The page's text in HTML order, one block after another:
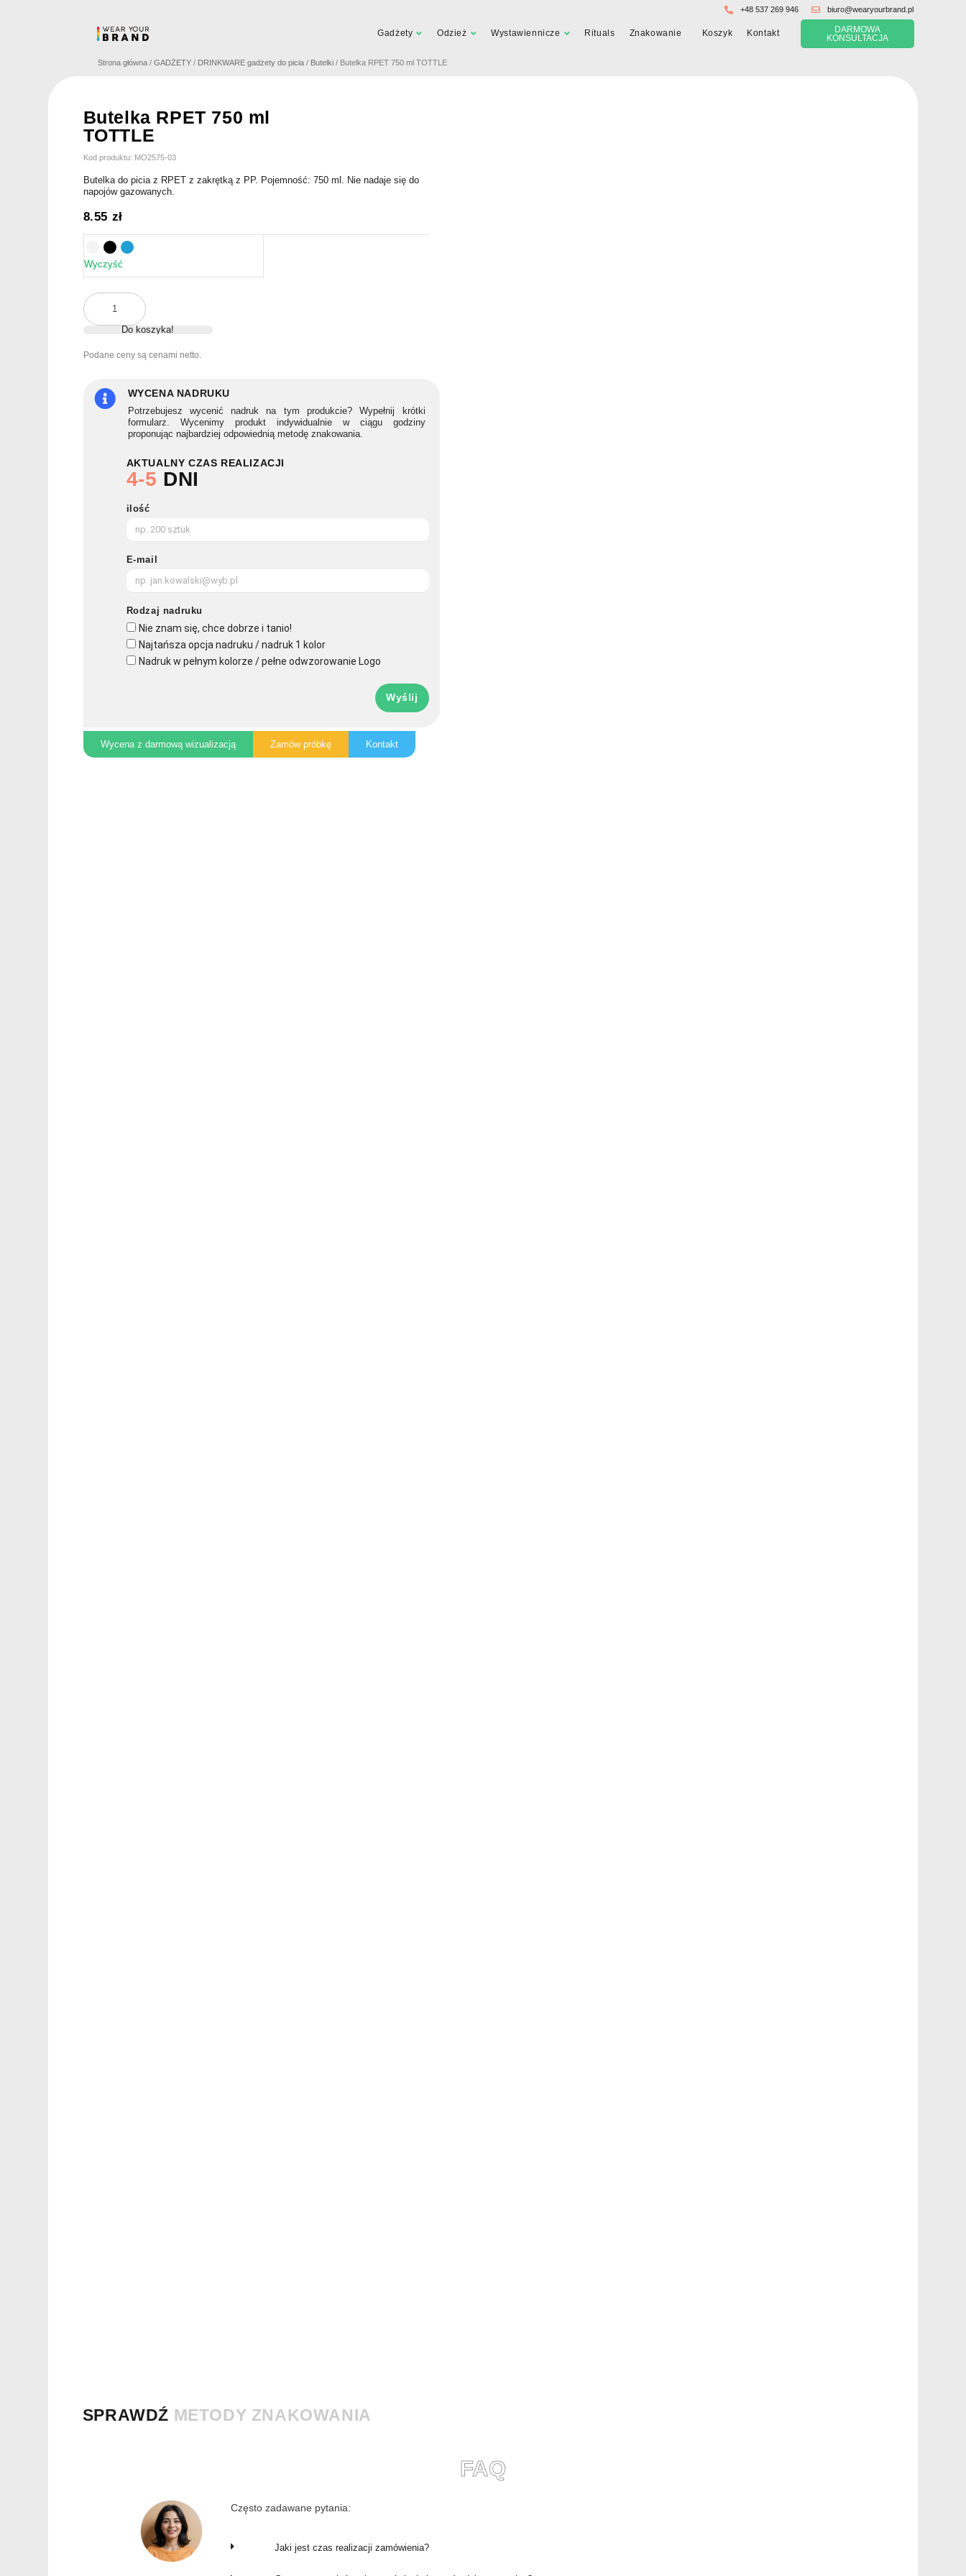
+48 537 269 946 biuro@wearyourbrand.pl
Gadżety Odzież Wystawiennicze Rituals Znakowanie Koszyk Kontakt
DARMOWA
KONSULTACJA
Strona główna /GADŻETY / DRINKWARE gadżety do picia / Butelki / Butelka RPET 750 ml TOTTLE
Butelka RPET 750 ml
TOTTLE
Kod produktu: MO2575-03
Butelka do picia z RPET z zakrętką z PP. Pojemność: 750 ml. Nie nadaje się do
napojów gazowanych.
8.55 zł
Wyczyść
ilość
Butelka
750
Do koszyka!
Podane ceny są cenami netto.
WYCENA NADRUKU
Potrzebujesz wycenić nadruk na tym produkcie? Wypełnij krótki
formularz. Wycenimy produkt indywidualnie w ciągu godziny
proponując najbardziej odpowiednią metodę znakowania.
AKTUALNY CZAS REALIZACJI
4-5 DNI
ilość
E-mail
Rodzaj nadruku
Nie znam się, chce dobrze i tanio!
Najtańsza opcja nadruku / nadruk 1 kolor
Nadruk w pełnym kolorze / pełne odwzorowanie Logo
Wyślij
Wycena z darmową wizualizacją Zamów próbkę Kontakt
SPRAWDŹ METODY ZNAKOWANIA
FAQ
Często zadawane pytania:
Jaki jest czas realizacji zamówienia?